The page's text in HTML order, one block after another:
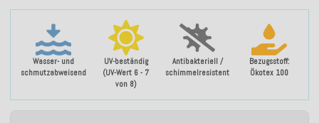
Wasser- und
schmutzabweisend
UV-beständig
(UV-Wert 6 - 7
von 8)
Antibakteriell /
schimmelresistent
Bezugsstoff:
Ökotex 100